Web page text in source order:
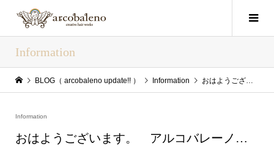
Information
BLOG（ arcobaleno update!! ） Information おはようございます。 アルコバレーノ…
Information
おはようございます。 アルコバレーノ…